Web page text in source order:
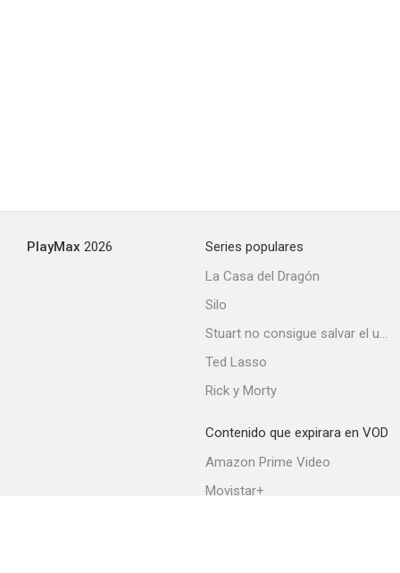
PlayMax 2026
Series populares
La Casa del Dragón
Silo
Stuart no consigue salvar el universo
Ted Lasso
Rick y Morty
Contenido que expirara en VOD
Amazon Prime Video
Movistar+